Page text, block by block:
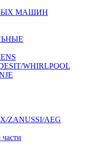
МАШИН
WHIRLPOOL
ZANUSSI/AEG